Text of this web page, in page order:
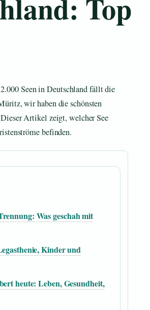
Seen in Deutschland fällt die
wir haben die schönsten
Artikel zeigt, welcher See
befinden.
Was geschah mit
Kinder und
heute: Leben, Gesundheit,